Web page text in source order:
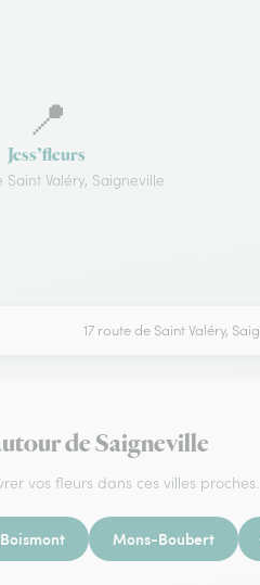
📍
Jess’fleurs
Saint Valéry, Saigneville
17 route de Saint Valéry,
de Saigneville
vos fleurs dans ces villes proches.
Boismont Mons-Boubert